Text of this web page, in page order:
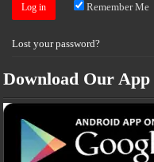
Remember Me
Lost your password?
Download Our App